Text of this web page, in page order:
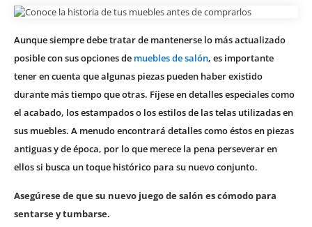
Aunque siempre debe tratar de mantenerse lo más actualizado
posible con sus opciones de muebles de salón, es importante
tener en cuenta que algunas piezas pueden haber existido
durante más tiempo que otras. Fíjese en detalles especiales como
el acabado, los estampados o los estilos de las telas utilizadas en
sus muebles. A menudo encontrará detalles como éstos en piezas
antiguas y de época, por lo que merece la pena perseverar en
ellos si busca un toque histórico para su nuevo conjunto.
Asegúrese de que su nuevo juego de salón es cómodo para
sentarse y tumbarse.